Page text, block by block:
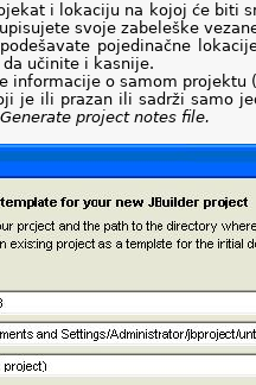
i lokaciju na kojoj će biti
svoje zabeleške
pojedinačne
učinite i kasnije.
informacije o samom projektu
je ili prazan ili sadrži samo
Generate project notes file.